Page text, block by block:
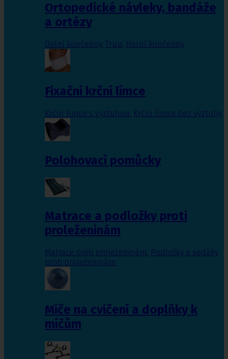
Ortopedické návleky, bandáže
a ortézy
Dolní končetiny, Trup, Horní končetiny
Fixační krční límce
Krční límce s výztuhou Krční límce bez výztuhy
Polohovací pomůcky
Matrace a podložky proti
proleženinám
Matrace proti proleženinám, Podložky a sedáky
proti proleženinám
Míče na cvičení a doplňky k
míčům